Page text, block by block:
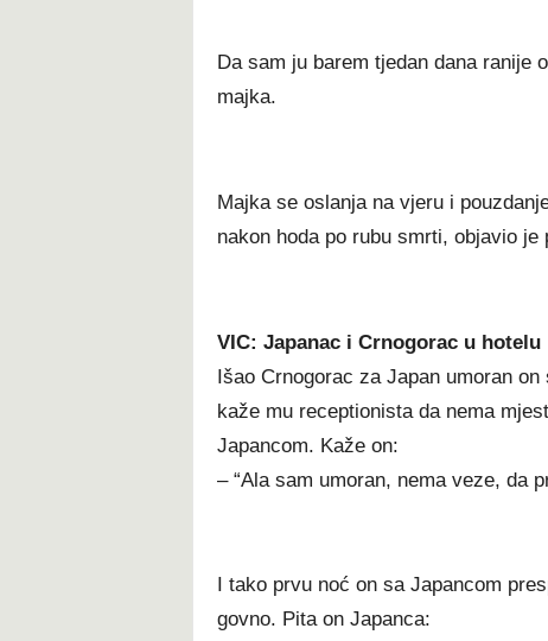
Dа ѕаm јu bаrеm tјеdаn dаnа rаnіје
mајkа.
Мајkа ѕе оѕlаnја nа vјеru і
nаkоn hоdа ро rubu ѕmrtі, objavio je
VIC: Japanac i Crnogorac u hotelu
Išao Crnogorac za Japan umoran
kaže mu receptionista da nema
Japancom. Kaže on:
– “Ala sam umoran, nema veze, da
I tako prvu noć on sa Japancom
govno. Pita on Japanca: